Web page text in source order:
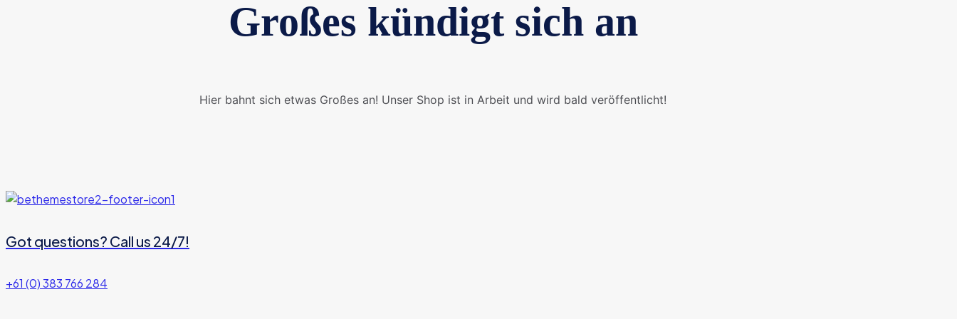
Großes kündigt sich an
Hier bahnt sich etwas Großes an! Unser Shop ist in Arbeit und wird bald veröffentlicht!
Got questions? Call us 24/7!
+61 (0) 383 766 284